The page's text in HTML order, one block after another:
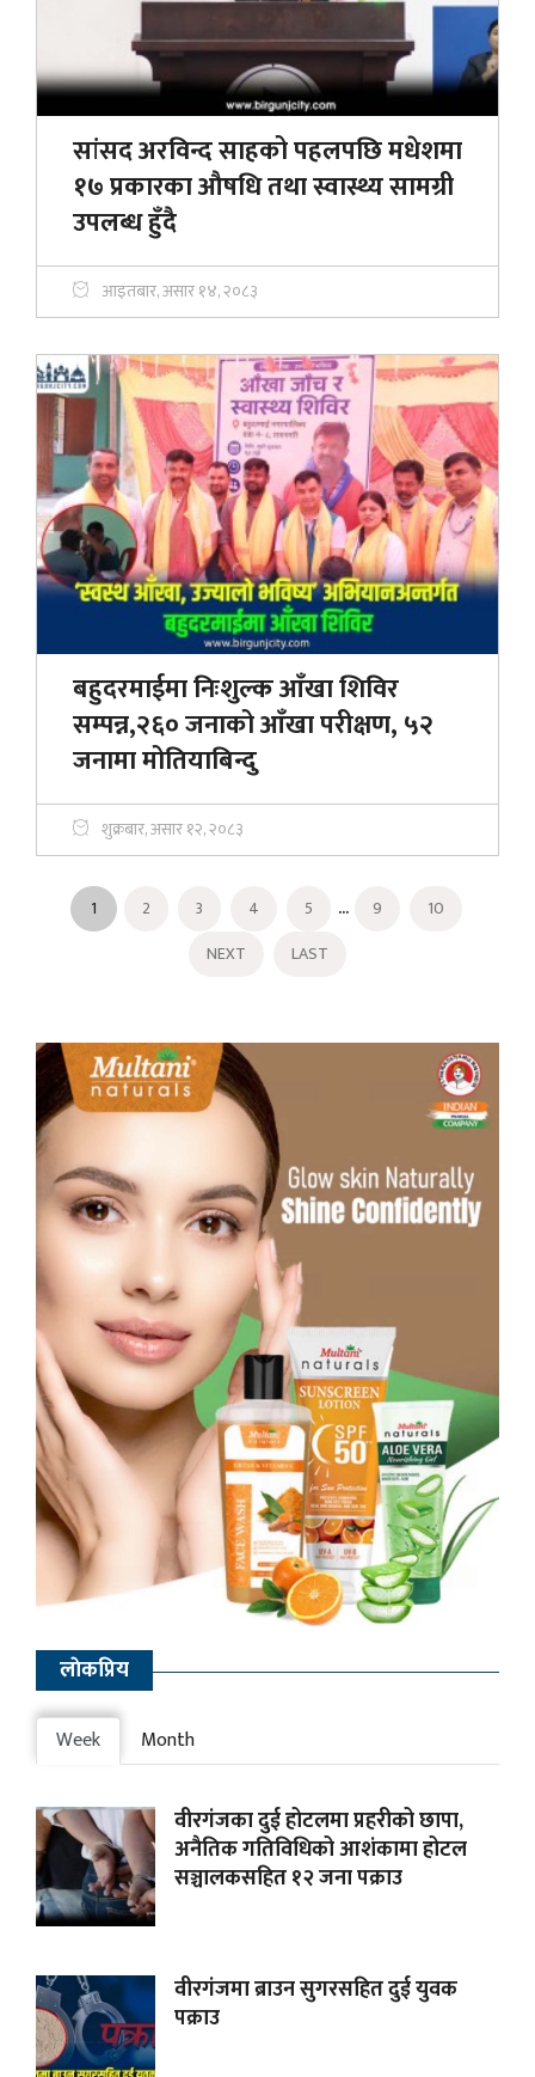
सांसद अरविन्द साहको पहलपछि मधेशमा
१७ प्रकारका औषधि तथा स्वास्थ्य सामग्री
उपलब्ध हुँदै
आइतबार, असार १४, २०८३
बहुदरमाईमा निःशुल्क आँखा शिविर
सम्पन्न,२६० जनाको आँखा परीक्षण, ५२
जनामा मोतियाबिन्दु
शुक्रबार, असार १२, २०८३
1 2 3 4 5 ... 9
10
NEXT
LAST
लाेकप्रिय
Week Month
वीरगंजका दुई होटलमा प्रहरीको छापा,
अनैतिक गतिविधिको आशंकामा होटल
सञ्चालकसहित १२ जना पक्राउ
वीरगंजमा ब्राउन सुगरसहित दुई युवक
पक्राउ